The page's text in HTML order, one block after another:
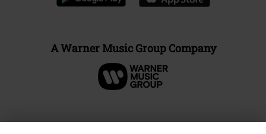
A Warner Music Group Company